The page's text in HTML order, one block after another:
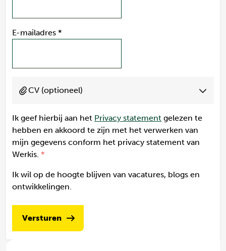
E-mailadres *
CV (optioneel)
Ik geef hierbij aan het Privacy statement gelezen te
hebben en akkoord te zijn met het verwerken van
mijn gegevens conform het privacy statement van
Werkis.
Ik wil op de hoogte blijven van vacatures, blogs en
ontwikkelingen.
Versturen